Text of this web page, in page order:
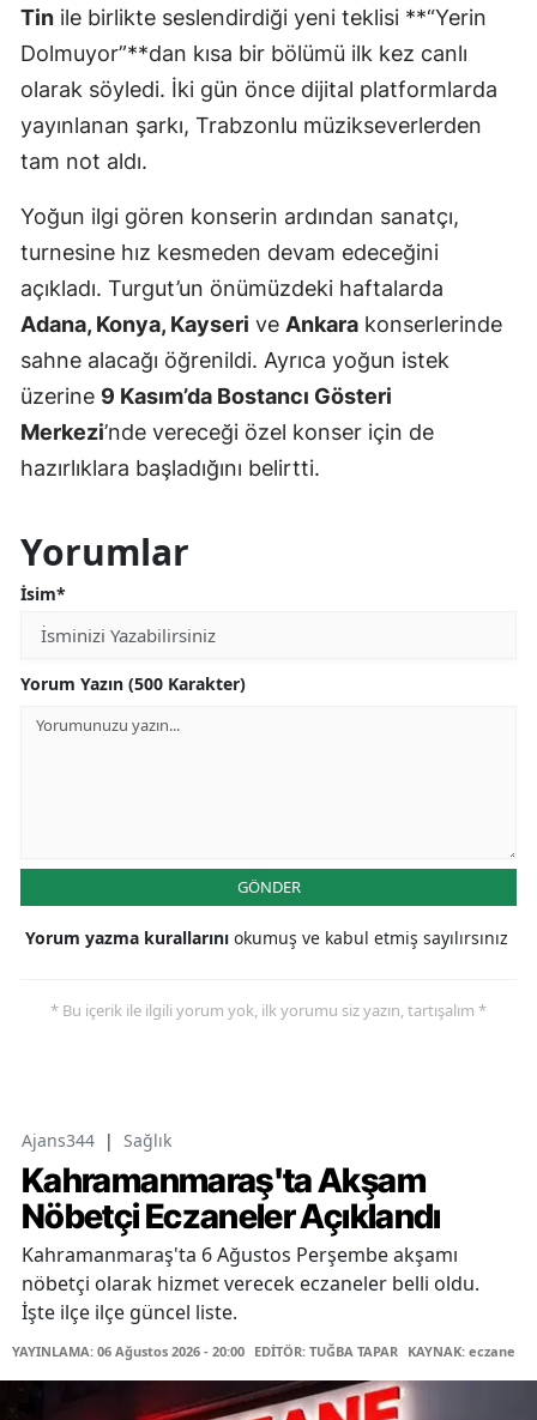
Tin ile birlikte seslendirdiği yeni teklisi **“Yerin
Dolmuyor”**dan kısa bir bölümü ilk kez canlı
olarak söyledi. İki gün önce dijital platformlarda
yayınlanan şarkı, Trabzonlu müzikseverlerden
tam not aldı.
Yoğun ilgi gören konserin ardından sanatçı,
turnesine hız kesmeden devam edeceğini
açıkladı. Turgut’un önümüzdeki haftalarda
Adana, Konya, Kayseri ve Ankara konserlerinde
sahne alacağı öğrenildi. Ayrıca yoğun istek
üzerine 9 Kasım’da Bostancı Gösteri
Merkezi’nde vereceği özel konser için de
hazırlıklara başladığını belirtti.
Yorumlar
İsim*
Yorum Yazın (500 Karakter)
GÖNDER
Yorum yazma kurallarını okumuş ve kabul etmiş sayılırsınız
* Bu içerik ile ilgili yorum yok, ilk yorumu siz yazın, tartışalım *
Ajans344 | Sağlık
Kahramanmaraş'ta Akşam
Nöbetçi Eczaneler Açıklandı
Kahramanmaraş'ta 6 Ağustos Perşembe akşamı
nöbetçi olarak hizmet verecek eczaneler belli oldu.
İşte ilçe ilçe güncel liste.
YAYINLAMA: 06 Ağustos 2026 - 20:00 EDİTÖR: TUĞBA TAPAR KAYNAK: eczane